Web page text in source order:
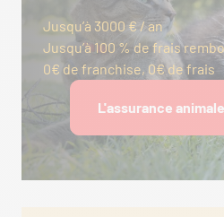
Jusqu’à 3000 € / an
Jusqu’à 100 % de frais
0€ de franchise, 0€ de frais
L'assurance